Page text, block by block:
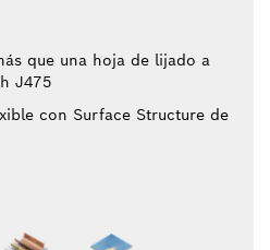
que una hoja de lijado a
J475
con Surface Structure de